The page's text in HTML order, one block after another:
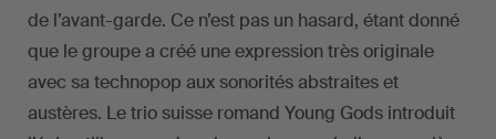
de l’avant-garde. Ce n’est pas un hasard, étant donné
que le groupe a créé une expression très originale
avec sa technopop aux sonorités abstraites et
austères. Le trio suisse romand Young Gods introduit